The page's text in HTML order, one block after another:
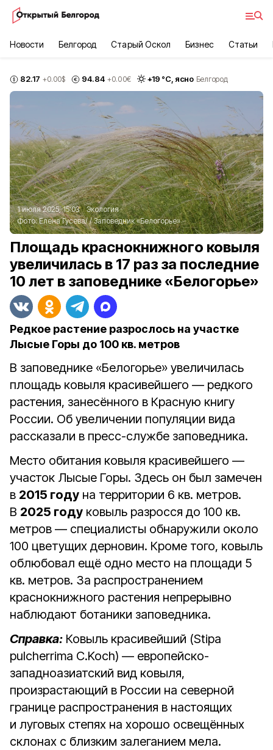
Новости Белгород Старый Оскол Бизнес Статьи
82.17 +0.00$ 94.84 +0.00€ +19 °С, ясно Белгород
1 июля 2025, 15:03
Экология
Фото:Елена Гусева/ / Заповедник «Белогорье»
Площадь краснокнижного ковыля
увеличилась в 17 раз за последние
10 лет в заповеднике «Белогорье»
Редкое растение разрослось на участке
Лысые Горы до 100 кв. метров
В заповеднике «Белогорье» увеличилась
площадь ковыля красивейшего — редкого
растения, занесённого в Красную книгу
России. Об увеличении популяции вида
рассказали в пресс-службе заповедника.
Место обитания ковыля красивейшего —
участок Лысые Горы. Здесь он был замечен
в 2015 году на территории 6 кв. метров.
В 2025 году ковыль разросся до 100 кв.
метров — специалисты обнаружили около
100 цветущих дерновин. Кроме того, ковыль
облюбовал ещё одно место на площади 5
кв. метров. За распространением
краснокнижного растения непрерывно
наблюдают ботаники заповедника.
Справка: Ковыль красивейший (Stipa
pulcherrima C.Koch) — европейско-
западноазиатский вид ковыля,
произрастающий в России на северной
границе распространения в настоящих
и луговых степях на хорошо освещённых
склонах с близким залеганием мела.